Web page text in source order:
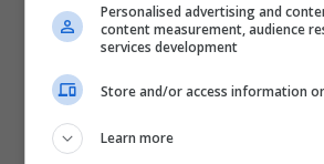
Personalised advertising and
content measurement, audience
services development
Store and/or access information
Learn more